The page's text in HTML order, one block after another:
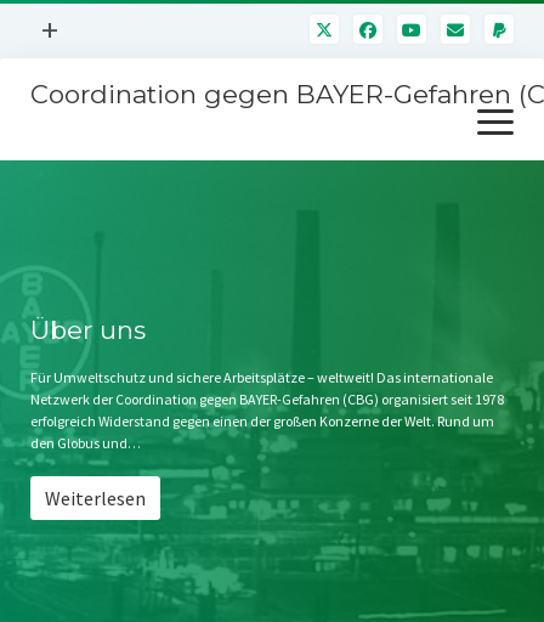
Menü
+
Mitmachen
Kontakt
Impressum
Störfälle
Coordination gegen BAYER-Gefahren
Menü
öffnen
Stichwort BAYER
Jahrestagung
SPENDEN
Über uns
Für Umweltschutz und sichere Arbeitsplätze – weltweit! Das internationale
Netzwerk der Coordination gegen BAYER-Gefahren (CBG) organisiert seit 1978
erfolgreich Widerstand gegen einen der großen Konzerne der Welt. Rund um
den Globus und…
Weiterlesen